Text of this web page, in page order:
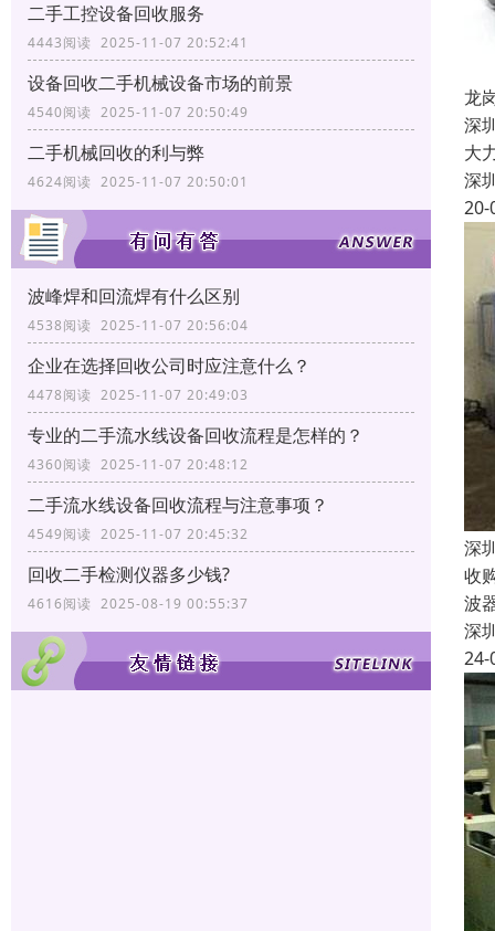
二手工控设备回收服务
4443阅读 2025-11-07 20:52:41
设备回收二手机械设备市场的前景
4540阅读 2025-11-07 20:50:49
二手机械回收的利与弊
4624阅读 2025-11-07 20:50:01
波峰焊和回流焊有什么区别
4538阅读 2025-11-07 20:56:04
企业在选择回收公司时应注意什么？
4478阅读 2025-11-07 20:49:03
专业的二手流水线设备回收流程是怎样的？
4360阅读 2025-11-07 20:48:12
二手流水线设备回收流程与注意事项？
4549阅读 2025-11-07 20:45:32
回收二手检测仪器多少钱?
4616阅读 2025-08-19 00:55:37
龙
深
大
深
20-
深
收
波
深
24-